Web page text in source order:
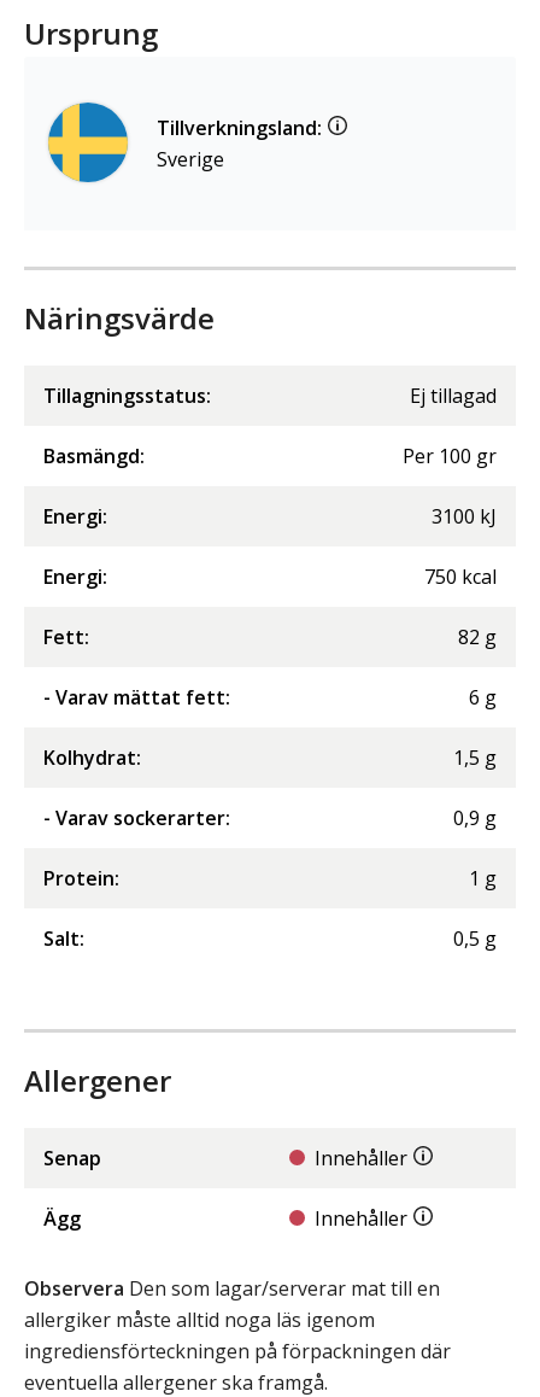
Ursprung
Tillverkningsland:
Sverige
Näringsvärde
Tillagningsstatus: Ej tillagad
Basmängd: Per 100 gr
Energi: 3100 kJ
Energi: 750 kcal
Fett: 82 g
- Varav mättat fett: 6 g
Kolhydrat: 1,5 g
- Varav sockerarter: 0,9 g
Protein: 1 g
Salt: 0,5 g
Allergener
Senap Innehåller
Ägg Innehåller
Observera Den som lagar/serverar mat till en
allergiker måste alltid noga läs igenom
ingrediensförteckningen på förpackningen där
eventuella allergener ska framgå.